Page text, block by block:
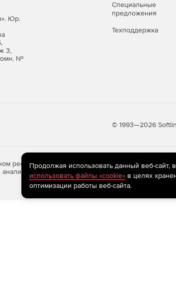
Юр.
3,
№
Специальные
предложения
Техподдержка
© 1993—2026
ресурсе store.softline.ru применяются
анализа сведений, относящихся к предпочтениям
Продолжая использовать данный веб-сайт,
использовать файлы «cookie»в целях
оптимизации работы веб-сайта.